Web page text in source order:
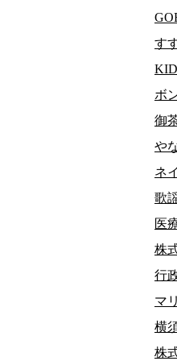
す
ボ
御
や
ネ
歌
医
株
行
マ
横
株